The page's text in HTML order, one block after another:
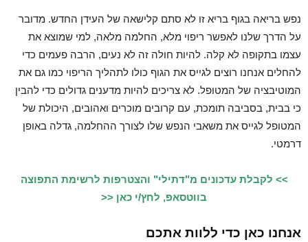
נפש בריאה בגוף בריא זו לא סתם קלישאה של העידן החדש. מדובר
על הדרך שלנו לאפשר ריפוי מלא, החלמה מלאה, למי שמוצא את
עצמו בתקופה לא קלה. להיות חולה זה לא נעים, הרבה פעמים כדי
להחלים אנחנו רוצים לגייס את הגוף כולו לתהליך הריפוי כמו גם את
המוטיבציה של המטופל. לא צריכים להיות מדענים גדולים כדי להבין
כי בבית, בסביבה תומכת, עם קרובים מוכרים ואהובים, היכולת של
המטופל לגייס את משאבי הנפש שלו לצורך ההחלמה, גדלה באופן
דרמטי.
>> לקבלת עדכונים מ"דתילי" והצטרפות לרשימת התפוצה
בווטסאפ, לחץ/י כאן <<
אנחנו כאן כדי ללוות אתכם